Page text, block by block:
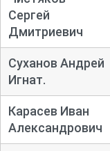
Сергей
Дмитриевич
Суханов Андрей
Игнат.
Карасев Иван
Александрович